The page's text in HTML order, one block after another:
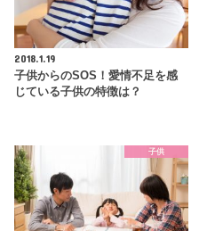
2018.1.19
子供からのSOS！愛情不足を感
じている子供の特徴は？
子供